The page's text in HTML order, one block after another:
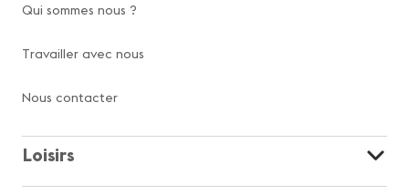
Qui sommes nous ?
Travailler avec nous
Nous contacter
Loisirs